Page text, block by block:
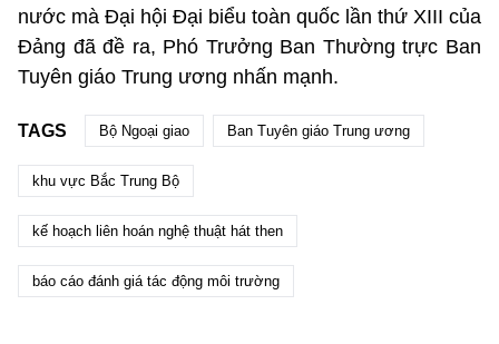
nước mà Đại hội Đại biểu toàn quốc lần thứ XIII của
Đảng đã đề ra, Phó Trưởng Ban Thường trực Ban
Tuyên giáo Trung ương nhấn mạnh.
TAGS Bộ Ngoại giao Ban Tuyên giáo Trung ương
khu vực Bắc Trung Bộ
kế hoạch liên hoán nghệ thuật hát then
báo cáo đánh giá tác động môi trường